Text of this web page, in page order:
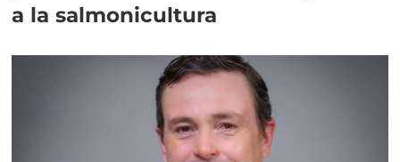
a la salmonicultura